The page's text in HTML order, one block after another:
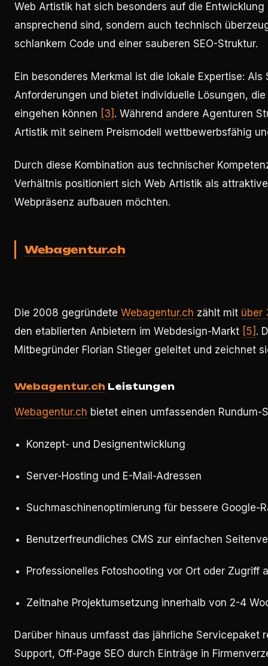
Web Artistik hat sich besonders auf die
ansprechend sind, sondern auch technisch
schlankem Code und einer sauberen SEO-Struktur.
Ein besonderes Merkmal ist die lokale Expertise:
Anforderungen und bietet individuelle Lösungen,
eingehen können [3] . Während andere Agenturen
Artistik mit seinem Preismodell wettbewerbsfähig
Durch diese Kombination aus technischer
Verhältnis positioniert sich Web Artistik als
Webpräsenz aufbauen möchten.
Webagentur.ch
Die 2008 gegründete Webagentur.ch zählt mit über
den etablierten Anbietern im Webdesign-Markt [5] .
Mitbegründer Florian Stieger geleitet und zeichnet
Webagentur.ch Leistungen
Webagentur.ch bietet einen umfassenden
Konzept- und Designentwicklung
Server-Hosting und E-Mail-Adressen
Suchmaschinenoptimierung für bessere Google-
Benutzerfreundliches CMS zur einfachen
Professionelles Fotoshooting vor Ort oder Zugriff
Zeitnahe Projektumsetzung innerhalb von 2-4
Darüber hinaus umfasst das jährliche
Support, Off-Page SEO durch Einträge in